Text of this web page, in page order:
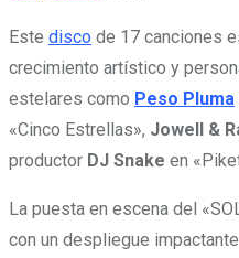
Este disco de 17 canciones
crecimiento artístico y
estelares como Peso Pluma
«Cinco Estrellas», Jowell &
productor DJ Snake en
La puesta en escena del
con un despliegue